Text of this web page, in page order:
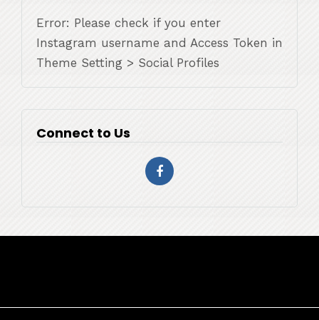
Error: Please check if you enter
Instagram username and Access Token in
Theme Setting > Social Profiles
Connect to Us